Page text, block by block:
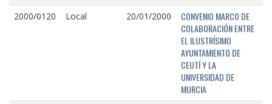
2000/0120 Local 20/01/2000
CONVENIO MARCO DE
COLABORACIÓN ENTRE
EL ILUSTRÍSIMO
AYUNTAMIENTO DE
CEUTÍ Y LA
UNIVERSIDAD DE
MURCIA